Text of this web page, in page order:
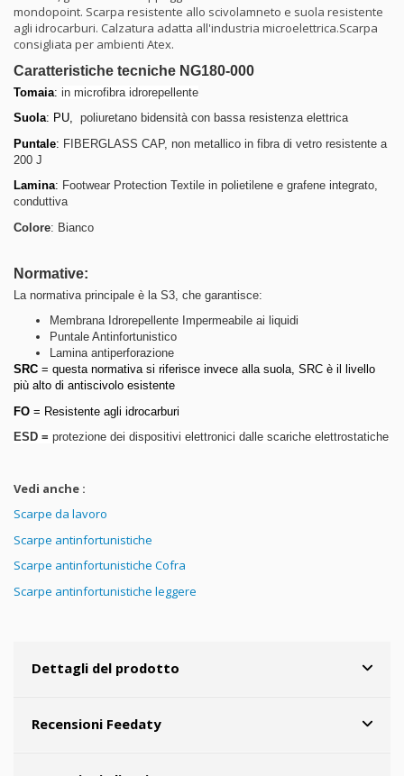
mondopoint. Scarpa resistente allo scivolamneto e suola resistente
agli idrocarburi. Calzatura adatta all'industria microelettrica.Scarpa
consigliata per ambienti Atex.
Caratteristiche tecniche NG180-000
Tomaia: in microfibra idrorepellente
Suola: PU, poliuretano bidensità con bassa resistenza elettrica
Puntale: FIBERGLASS CAP, non metallico in fibra di vetro resistente a
200 J
Lamina: Footwear Protection Textile in polietilene e grafene integrato,
conduttiva
Colore: Bianco
Normative:
La normativa principale è la S3, che garantisce:
Membrana Idrorepellente Impermeabile ai liquidi
Puntale Antinfortunistico
Lamina antiperforazione
SRC = questa normativa si riferisce invece alla suola, SRC è il livello
più alto di antiscivolo esistente
FO = Resistente agli idrocarburi
ESD = protezione dei dispositivi elettronici dalle scariche elettrostatiche
Vedi anche :
Scarpe da lavoro
Scarpe antinfortunistiche
Scarpe antinfortunistiche Cofra
Scarpe antinfortunistiche leggere
Dettagli del prodotto
Recensioni Feedaty